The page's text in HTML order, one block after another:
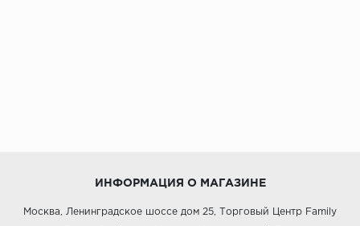
ИНФОРМАЦИЯ О МАГАЗИНЕ
Москва, Ленинградское шоссе дом 25, Торговый Центр Family